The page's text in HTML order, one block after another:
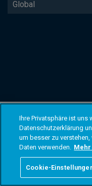
Global
Ihre Privatsphäre ist uns
Datenschutzerklärung
um besser zu
Daten verwenden.
Cookie-